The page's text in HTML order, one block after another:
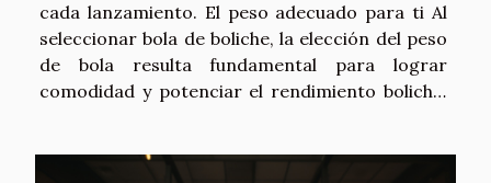
cada lanzamiento. El peso adecuado para ti Al
seleccionar bola de boliche, la elección del peso
de bola resulta fundamental para lograr
comodidad y potenciar el rendimiento boliche.
aspectos: la fuerza física de la persona, su...